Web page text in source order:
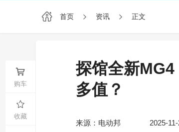
首页 资讯 正文
探馆全新
多值？
来源：电动邦 2025-
购车
收藏